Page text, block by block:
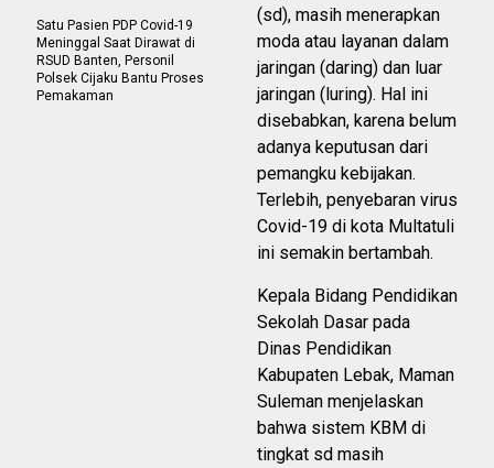
(sd), masih menerapkan
moda atau layanan dalam
jaringan (daring) dan luar
jaringan (luring). Hal ini
disebabkan, karena belum
adanya keputusan dari
pemangku kebijakan.
Terlebih, penyebaran virus
Covid-19 di kota Multatuli
ini semakin bertambah.
Kepala Bidang Pendidikan
Sekolah Dasar pada
Dinas Pendidikan
Kabupaten Lebak, Maman
Suleman menjelaskan
bahwa sistem KBM di
tingkat sd masih
Satu Pasien PDP Covid-19
Meninggal Saat Dirawat di
RSUD Banten, Personil
Polsek Cijaku Bantu Proses
Pemakaman